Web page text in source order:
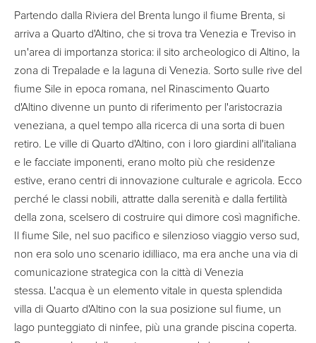
Partendo dalla Riviera del Brenta lungo il fiume Brenta, si
arriva a Quarto d'Altino, che si trova tra Venezia e Treviso in
un'area di importanza storica: il sito archeologico di Altino, la
zona di Trepalade e la laguna di Venezia. Sorto sulle rive del
fiume Sile in epoca romana, nel Rinascimento Quarto
d'Altino divenne un punto di riferimento per l'aristocrazia
veneziana, a quel tempo alla ricerca di una sorta di buen
retiro. Le ville di Quarto d'Altino, con i loro giardini all'italiana
e le facciate imponenti, erano molto più che residenze
estive, erano centri di innovazione culturale e agricola. Ecco
perché le classi nobili, attratte dalla serenità e dalla fertilità
della zona, scelsero di costruire qui dimore così magnifiche.
Il fiume Sile, nel suo pacifico e silenzioso viaggio verso sud,
non era solo uno scenario idilliaco, ma era anche una via di
comunicazione strategica con la città di Venezia
stessa. L'acqua è un elemento vitale in questa splendida
villa di Quarto d'Altino con la sua posizione sul fiume, un
lago punteggiato di ninfee, più una grande piscina coperta.